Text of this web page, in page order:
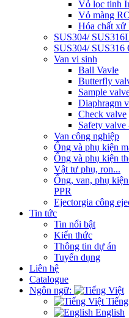
Vỏ lọc tinh
Vỏ màng
Hóa chất xử
SUS304/
SUS304/ SUS316
Van vi sinh
Ball Vavle
Butterfly
Sample
Diaphragm
Check valve
Safety
Van công nghiệp
Ống và phụ kiện
Ống và phụ kiện
Vật tư phụ, ron...
Ống, van, phụ
PPR
Ejectorgia công
Tin tức
Tin nổi bật
Kiến thức
Thông tin dự án
Tuyển dụng
Liên hệ
Catalogue
Ngôn ngữ:
English